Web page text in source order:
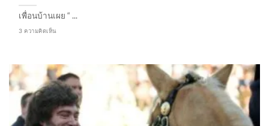
เพื่อนบ้านเผย “ ...
3 ความคิดเห็น